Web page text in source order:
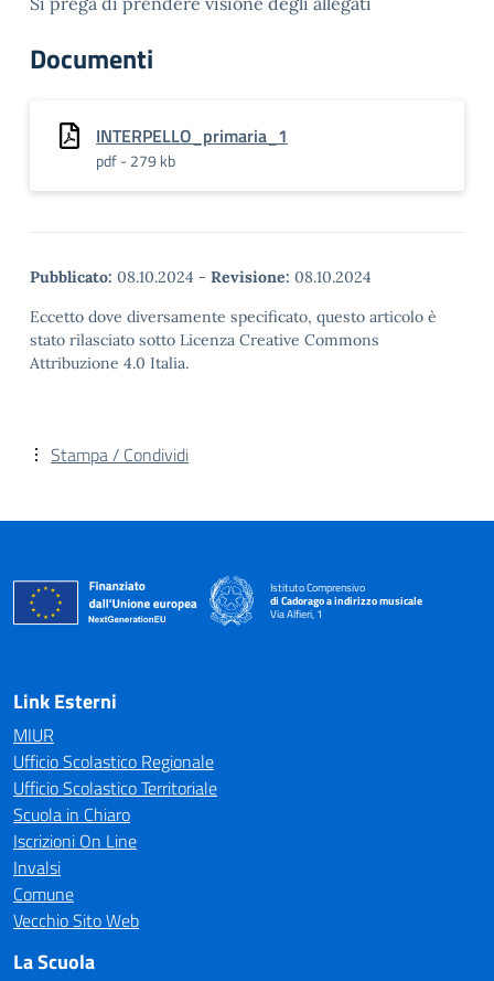
Documenti
INTERPELLO_primaria_1
pdf - 279 kb
Pubblicato: 08.10.2024 - Revisione: 08.10.2024
Eccetto dove diversamente specificato, questo articolo è
stato rilasciato sotto Licenza Creative Commons
Attribuzione 4.0 Italia.
Stampa / Condividi
Istituto Comprensivo
di Cadorago a indirizzo musicale
Via Alfieri, 1
— Visita la pagina iniziale della scuola
Link Esterni
MIUR
Ufficio Scolastico Regionale
Ufficio Scolastico Territoriale
Scuola in Chiaro
Iscrizioni On Line
Invalsi
Comune
Vecchio Sito Web
La Scuola